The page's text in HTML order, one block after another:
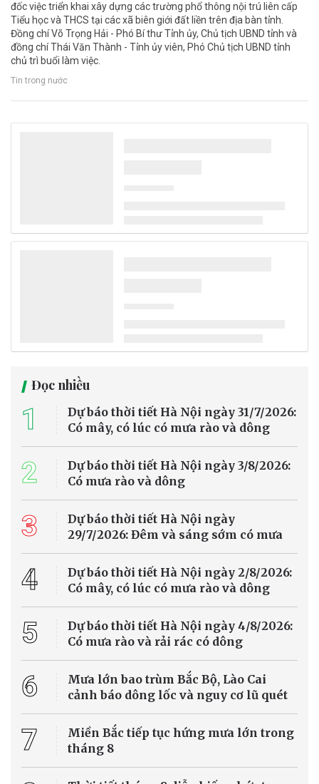
đốc việc triển khai xây dựng các trường phổ thông nội trú liên cấp
Tiểu học và THCS tại các xã biên giới đất liền trên địa bàn tỉnh.
Đồng chí Võ Trọng Hải - Phó Bí thư Tỉnh ủy, Chủ tịch UBND tỉnh và
đồng chí Thái Văn Thành - Tỉnh ủy viên, Phó Chủ tịch UBND tỉnh
chủ trì buổi làm việc.
Tin trong nước
Đọc nhiều
1
Dự báo thời tiết Hà Nội ngày 31/7/2026:
Có mây, có lúc có mưa rào và dông
2
Dự báo thời tiết Hà Nội ngày 3/8/2026:
Có mưa rào và dông
3
Dự báo thời tiết Hà Nội ngày
29/7/2026: Đêm và sáng sớm có mưa
4
Dự báo thời tiết Hà Nội ngày 2/8/2026:
Có mây, có lúc có mưa rào và dông
5
Dự báo thời tiết Hà Nội ngày 4/8/2026:
Có mưa rào và rải rác có dông
6
Mưa lớn bao trùm Bắc Bộ, Lào Cai
cảnh báo dông lốc và nguy cơ lũ quét
7
Miền Bắc tiếp tục hứng mưa lớn trong
tháng 8